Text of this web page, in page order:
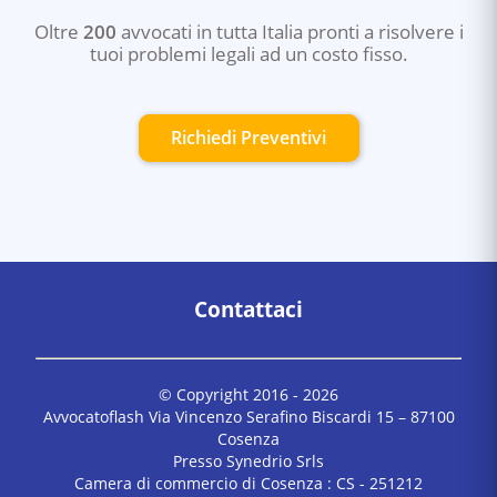
Oltre 200 avvocati in tutta Italia pronti a risolvere i
tuoi problemi legali ad un costo fisso.
Richiedi Preventivi
Contattaci
© Copyright 2016 - 2026
Avvocatoflash Via Vincenzo Serafino Biscardi 15 – 87100
Cosenza
Presso Synedrio Srls
Camera di commercio di Cosenza : CS - 251212